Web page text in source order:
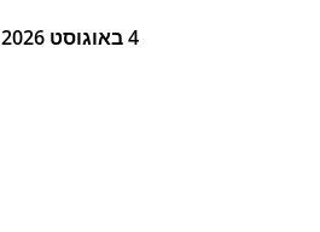
4 באוגוסט 2026 13:22